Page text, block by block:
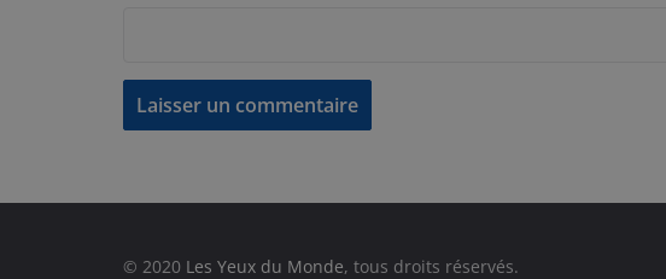
© 2020 Les Yeux du Monde, tous droits réservés.